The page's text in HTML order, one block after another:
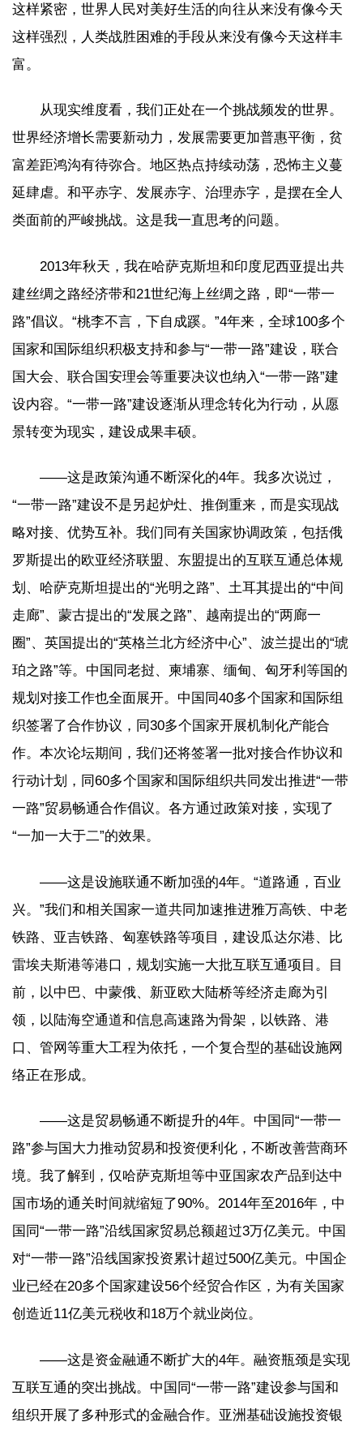
这样紧密，世界人民对美好生活的向往从来没有像今天
这样强烈，人类战胜困难的手段从来没有像今天这样丰
富。
从现实维度看，我们正处在一个挑战频发的世界。
世界经济增长需要新动力，发展需要更加普惠平衡，贫
富差距鸿沟有待弥合。地区热点持续动荡，恐怖主义蔓
延肆虐。和平赤字、发展赤字、治理赤字，是摆在全人
类面前的严峻挑战。这是我一直思考的问题。
2013年秋天，我在哈萨克斯坦和印度尼西亚提出共
建丝绸之路经济带和21世纪海上丝绸之路，即“一带一
路”倡议。“桃李不言，下自成蹊。”4年来，全球100多个
国家和国际组织积极支持和参与“一带一路”建设，联合
国大会、联合国安理会等重要决议也纳入“一带一路”建
设内容。“一带一路”建设逐渐从理念转化为行动，从愿
景转变为现实，建设成果丰硕。
——这是政策沟通不断深化的4年。我多次说过，
“一带一路”建设不是另起炉灶、推倒重来，而是实现战
略对接、优势互补。我们同有关国家协调政策，包括俄
罗斯提出的欧亚经济联盟、东盟提出的互联互通总体规
划、哈萨克斯坦提出的“光明之路”、土耳其提出的“中间
走廊”、蒙古提出的“发展之路”、越南提出的“两廊一
圈”、英国提出的“英格兰北方经济中心”、波兰提出的“琥
珀之路”等。中国同老挝、柬埔寨、缅甸、匈牙利等国的
规划对接工作也全面展开。中国同40多个国家和国际组
织签署了合作协议，同30多个国家开展机制化产能合
作。本次论坛期间，我们还将签署一批对接合作协议和
行动计划，同60多个国家和国际组织共同发出推进“一带
一路”贸易畅通合作倡议。各方通过政策对接，实现了
“一加一大于二”的效果。
——这是设施联通不断加强的4年。“道路通，百业
兴。”我们和相关国家一道共同加速推进雅万高铁、中老
铁路、亚吉铁路、匈塞铁路等项目，建设瓜达尔港、比
雷埃夫斯港等港口，规划实施一大批互联互通项目。目
前，以中巴、中蒙俄、新亚欧大陆桥等经济走廊为引
领，以陆海空通道和信息高速路为骨架，以铁路、港
口、管网等重大工程为依托，一个复合型的基础设施网
络正在形成。
——这是贸易畅通不断提升的4年。中国同“一带一
路”参与国大力推动贸易和投资便利化，不断改善营商环
境。我了解到，仅哈萨克斯坦等中亚国家农产品到达中
国市场的通关时间就缩短了90%。2014年至2016年，中
国同“一带一路”沿线国家贸易总额超过3万亿美元。中国
对“一带一路”沿线国家投资累计超过500亿美元。中国企
业已经在20多个国家建设56个经贸合作区，为有关国家
创造近11亿美元税收和18万个就业岗位。
——这是资金融通不断扩大的4年。融资瓶颈是实现
互联互通的突出挑战。中国同“一带一路”建设参与国和
组织开展了多种形式的金融合作。亚洲基础设施投资银